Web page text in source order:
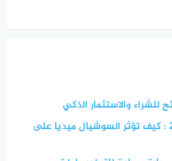
الصحة النفسية الرقمية 2025 : كيف تؤثر السوشيال ميديا على